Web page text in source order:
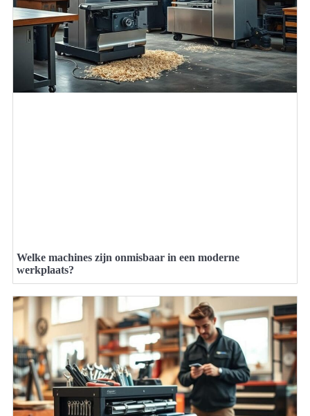
Welke machines zijn onmisbaar in een moderne
werkplaats?